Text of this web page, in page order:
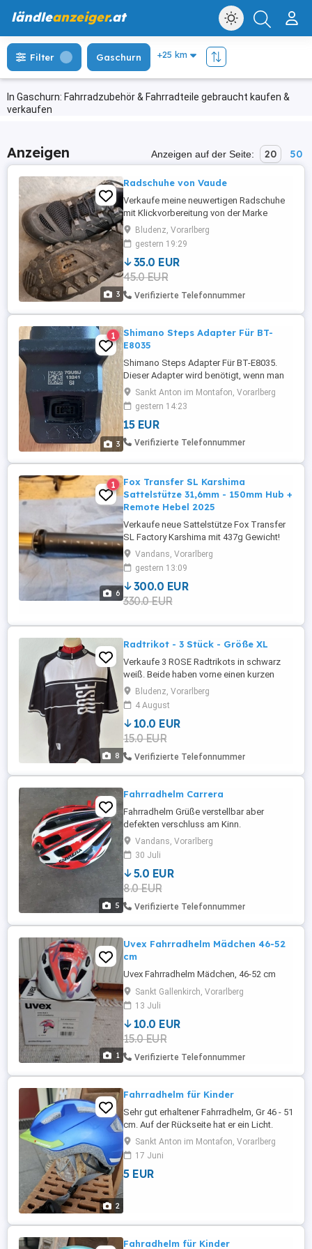
ländleanzeiger.at
In Gaschurn: Fahrradzubehör & Fahrradteile gebraucht kaufen &
verkaufen
Filter Gaschurn
Anzeigen Anzeigen auf der Seite: 20 50
3
Radschuhe von Vaude
Verkaufe meine neuwertigen Radschuhe
mit Klickvorbereitung von der Marke
Vaude Grösse 41. Neupreis 185 Euro.
Bludenz, Vorarlberg
gestern 19:29
35.0 EUR
45.0 EUR
Verifizierte Telefonnummer
3
1
Shimano Steps Adapter Für BT-
E8035
Shimano Steps Adapter Für BT-E8035.
Dieser Adapter wird benötigt, wenn man
den heraus genommenen Akku von einem
Shimano E Bike laden will.
Sankt Anton im Montafon, Vorarlberg
gestern 14:23
15 EUR
Verifizierte Telefonnummer
6
1
Fox Transfer SL Karshima
Sattelstütze 31,6mm - 150mm Hub +
Remote Hebel 2025
Verkaufe neue Sattelstütze Fox Transfer
SL Factory Karshima mit 437g Gewicht!
31,6mm Durchmesser und einen Hub von
150mm! Gesamtlänge ist 480mm.
Inklusive Fox Racing Shox Transfer
einfach Remote Hebel
Vandans, Vorarlberg
gestern 13:09
300.0 EUR
330.0 EUR
8
Radtrikot - 3 Stück - Größe XL
Verkaufe 3 ROSE Radtrikots in schwarz
weiß. Beide haben vorne einen kurzen
Reißverschluss und sind hinten verlängert.
Beide haben hinten einen Reißverschluss
und ein kleines Fach. Die Grüße ist mit XXL
auf dem Trikot angegeben. Entspricht
aber Größe L, maximal XL. Beide Trikots
sind gebraucht. Nähte ...
Bludenz, Vorarlberg
4 August
10.0 EUR
15.0 EUR
Verifizierte Telefonnummer
5
Fahrradhelm Carrera
Fahrradhelm Grüße verstellbar aber
defekten verschluss am Kinn.
Vandans, Vorarlberg
30 Juli
5.0 EUR
8.0 EUR
Verifizierte Telefonnummer
1
Uvex Fahrradhelm Mädchen 46-52
cm
Uvex Fahrradhelm Mädchen, 46-52 cm
Sankt Gallenkirch, Vorarlberg
13 Juli
10.0 EUR
15.0 EUR
Verifizierte Telefonnummer
2
Fahrradhelm für Kinder
Sehr gut erhaltener Fahrradhelm, Gr 46 - 51
cm. Auf der Rückseite hat er ein Licht.
Sankt Anton im Montafon, Vorarlberg
17 Juni
5 EUR
Fahradhelm für Kinder